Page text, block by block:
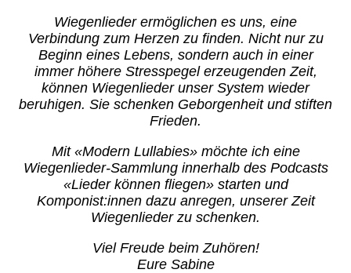
Wiegenlieder ermöglichen es uns, eine
Verbindung zum Herzen zu finden. Nicht nur zu
Beginn eines Lebens, sondern auch in einer
immer höhere Stresspegel erzeugenden Zeit,
können Wiegenlieder unser System wieder
beruhigen. Sie schenken Geborgenheit und stiften
Frieden.
Mit «Modern Lullabies» möchte ich eine
Wiegenlieder-Sammlung innerhalb des Podcasts
«Lieder können fliegen» starten und
Komponist:innen dazu anregen, unserer Zeit
Wiegenlieder zu schenken.
Viel Freude beim Zuhören!
Eure Sabine